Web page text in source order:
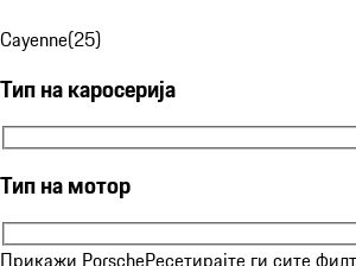
Cayenne(25)
Тип на каросерија
Тип на каросерија
Тип на мотор
Тип на мотор
Прикажи PorscheРесетирајте ги сите